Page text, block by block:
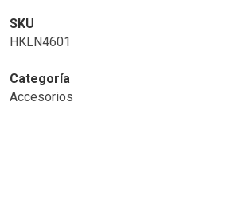
SKU
HKLN4601
Categoría
Accesorios